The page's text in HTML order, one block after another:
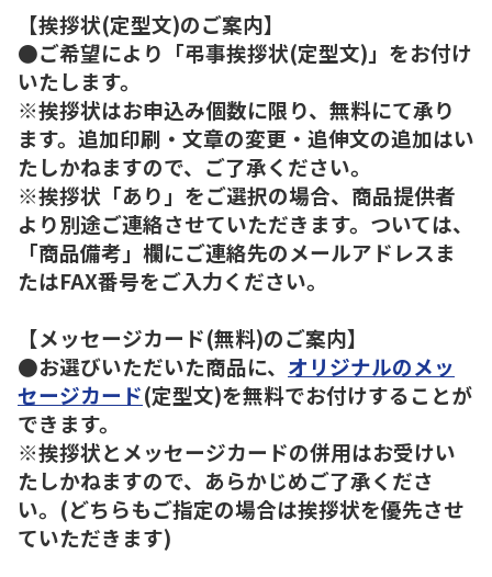
【挨拶状(定型文)のご案内】
●ご希望により「弔事挨拶状(定型文)」をお付け
いたします。
※挨拶状はお申込み個数に限り、無料にて承り
ます。追加印刷・文章の変更・追伸文の追加はい
たしかねますので、ご了承ください。
※挨拶状「あり」をご選択の場合、商品提供者
より別途ご連絡させていただきます。ついては、
「商品備考」欄にご連絡先のメールアドレスま
たはFAX番号をご入力ください。
【メッセージカード(無料)のご案内】
●お選びいただいた商品に、 オリジナルのメッ
セージカード(定型文)を無料でお付けすることが
できます。
※挨拶状とメッセージカードの併用はお受けい
たしかねますので、あらかじめご了承くださ
い。(どちらもご指定の場合は挨拶状を優先させ
ていただきます)